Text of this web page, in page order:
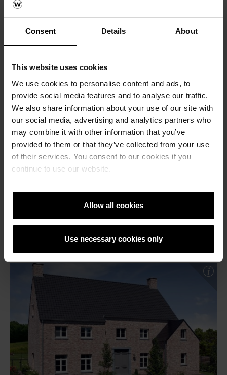
Consent Details About
This website uses cookies
We use cookies to personalise content and ads, to
provide social media features and to analyse our traffic.
We also share information about your use of our site with
our social media, advertising and analytics partners who
may combine it with other information that you’ve
provided to them or that they’ve collected from your use
of their services. You consent to our cookies if you
continue to use our website.
Allow all cookies
Use necessary cookies only